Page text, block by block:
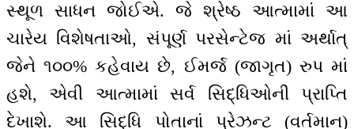
સ્થૂળ સાધન જોઈએ. જે શ્રેષ્ઠ આત્મામાં આ
ચારેય વિશેષતાઓ, સંપૂર્ણ પરસેન્ટેજ માં અર્થાત્
જેને ૧૦૦% કહેવાય છે, ઈમર્જ (જાગૃત) રુપ માં
હશે, એવી આત્મામાં સર્વ સિદ્ધિઓની પ્રાપ્તિ
દેખાશે. આ સિદ્ધિ પોતાનાં પ્રેઝન્ટ (વર્તમાન)